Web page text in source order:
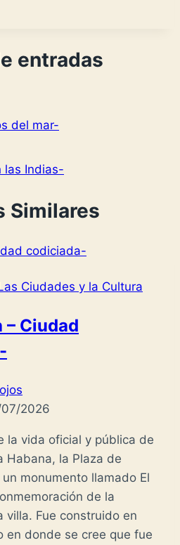
entradas
del mar-
las Indias-
Similares
Ciudades y la Cultura
– Ciudad
2026
la vida oficial y pública de
Habana, la Plaza de
monumento llamado El
de la
villa. Fue construido en
en donde se cree que fue